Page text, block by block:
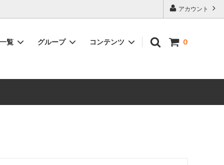
アカウント
0
覧
ズ詰合
浜名湖うなぎ蒲焼と腕自鰻シリーズ詰合
グループ コンテンツ